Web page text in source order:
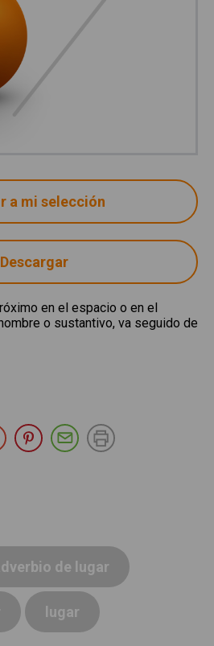
Descargar
en el espacio o en el
o sustantivo, va seguido de
en Facebook
en Twitter
Compartir en Google Plus
Compartir en Pinterest
Compartir por E-
de lugar
lugar